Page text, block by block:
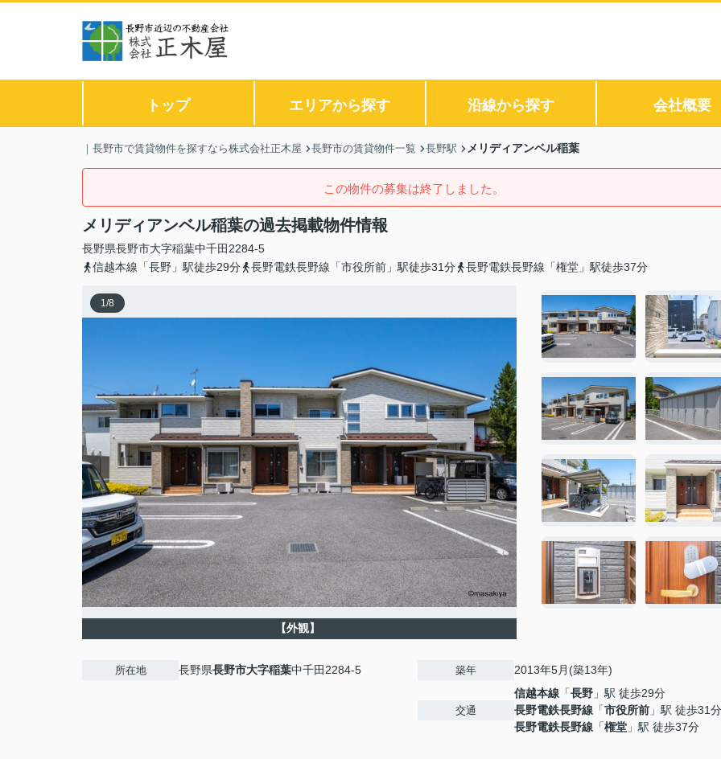
トップ エリアから探す 沿線から探す 会社概要
｜長野市で賃貸物件を探すなら株式会社正木屋 長野市の賃貸物件一覧 長野駅 メリディアンベル稲葉
この物件の募集は終了しました。
メリディアンベル稲葉の過去掲載物件情報
長野県長野市大字稲葉中千田2284-5
信越本線「長野」駅徒歩29分
長野電鉄長野線「市役所前」駅徒歩31分 長野電鉄長野線「権堂」駅徒歩37分
1/8
【外観】
所在地 長野県長野市大字稲葉中千田2284-5 築年 2013年5月(築13年)
交通
信越本線 「長野 」駅 徒歩29分
長野電鉄長野線 「市役所前 」駅 徒歩31分
長野電鉄長野線 「権堂 」駅 徒歩37分